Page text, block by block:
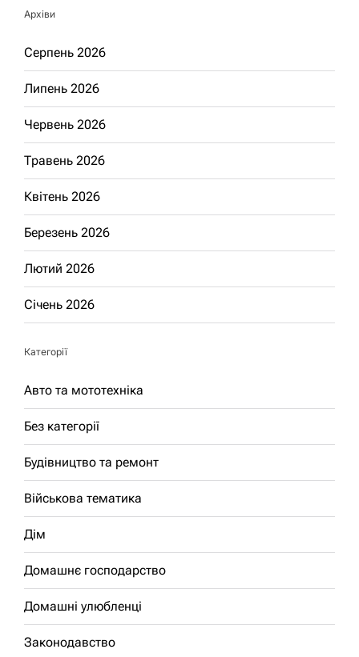
Архіви
Серпень 2026
Липень 2026
Червень 2026
Травень 2026
Квітень 2026
Березень 2026
Лютий 2026
Січень 2026
Категорії
Авто та мототехніка
Без категорії
Будівництво та ремонт
Військова тематика
Дім
Домашнє господарство
Домашні улюбленці
Законодавство